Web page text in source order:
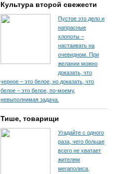
Культура второй свежести
Пустое это дело и
напрасные
хлопоты –
настаивать на
очевидном. При
желании можно
доказать, что
черное – это белое, но доказать, что
белое – это белое, по-моему,
невыполнимая задача.
Тише, товарищи
Угадайте с одного
раза, чего больше
всего не хватает
жителям
мегаполиса,